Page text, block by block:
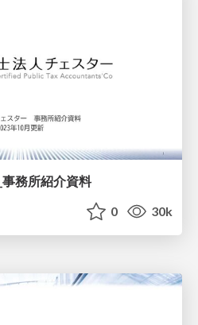
務所紹介資料
0 30k